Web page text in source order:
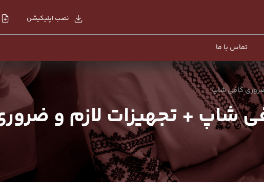
نصب اپلیکیشن
تماس با ما
کافی شاپ
شاپ + تجهیزات لازم و